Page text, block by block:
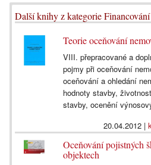
Další knihy z kategorie
Teorie oceňování
VIII. přepracované a
pojmy při oceňování
oceňování a ohledání
hodnoty stavby,
stavby, ocenění
20.04.2012|
Oceňování pojistných
objektech